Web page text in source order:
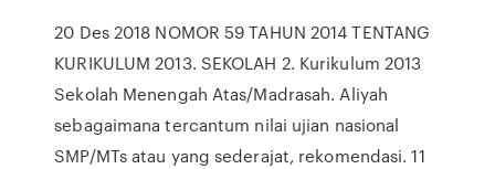
20 Des 2018 NOMOR 59 TAHUN 2014 TENTANG
KURIKULUM 2013. SEKOLAH 2. Kurikulum 2013
Sekolah Menengah Atas/Madrasah. Aliyah
sebagaimana tercantum nilai ujian nasional
SMP/MTs atau yang sederajat, rekomendasi. 11